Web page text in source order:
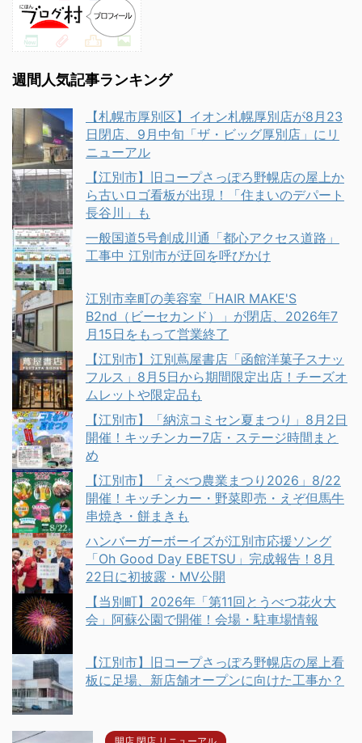
週間人気記事ランキング
【札幌市厚別区】イオン札幌厚別店が8月23
日閉店、9月中旬「ザ・ビッグ厚別店」にリ
ニューアル
【江別市】旧コープさっぽろ野幌店の屋上か
ら古いロゴ看板が出現！「住まいのデパート
長谷川」も
一般国道5号創成川通「都心アクセス道路」
工事中 江別市が迂回を呼びかけ
江別市幸町の美容室「HAIR MAKE'S
B2nd（ビーセカンド）」が閉店、2026年7
月15日をもって営業終了
【江別市】江別蔦屋書店「函館洋菓子スナッ
フルス」8月5日から期間限定出店！チーズオ
ムレットや限定品も
【江別市】「納涼コミセン夏まつり」8月2日
開催！キッチンカー7店・ステージ時間まと
め
【江別市】「えべつ農業まつり2026」8/22
開催！キッチンカー・野菜即売・えぞ但馬牛
串焼き・餅まきも
ハンバーガーボーイズが江別市応援ソング
「Oh Good Day EBETSU」完成報告！8月
22日に初披露・MV公開
【当別町】2026年「第11回とうべつ花火大
会」阿蘇公園で開催！会場・駐車場情報
【江別市】旧コープさっぽろ野幌店の屋上看
板に足場、新店舗オープンに向けた工事か？